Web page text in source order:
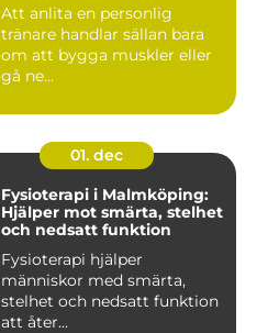
Att anlita en personlig
tränare handlar sällan bara
om att bygga muskler eller
gå ne...
01. dec
Fysioterapi i Malmköping:
Hjälper mot smärta, stelhet
och nedsatt funktion
Fysioterapi hjälper
människor med smärta,
stelhet och nedsatt funktion
att åter...